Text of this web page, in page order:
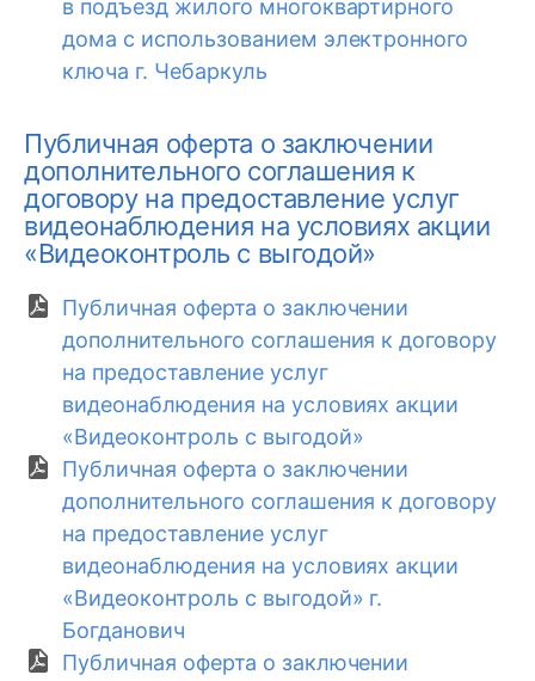
в подъезд жилого многоквартирного
дома с использованием электронного
ключа г. Чебаркуль
Публичная оферта о заключении
дополнительного соглашения к
договору на предоставление услуг
видеонаблюдения на условиях акции
«Видеоконтроль с выгодой»
Публичная оферта о заключении
дополнительного соглашения к договору
на предоставление услуг
видеонаблюдения на условиях акции
«Видеоконтроль с выгодой»
Публичная оферта о заключении
дополнительного соглашения к договору
на предоставление услуг
видеонаблюдения на условиях акции
«Видеоконтроль с выгодой» г.
Богданович
Публичная оферта о заключении